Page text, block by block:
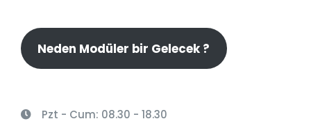
Neden Modüler bir Gelecek ?
Pzt - Cum: 08.30 - 18.30